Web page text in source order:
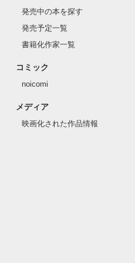
発売中の本を探す
発売予定一覧
書籍化作家一覧
コミック
noicomi
メディア
映画化された作品情報